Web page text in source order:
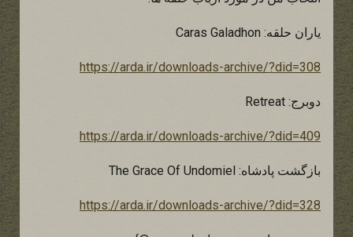
یاران حلقه: Caras Galadhon
https://arda.ir/downloads-archive/?did=308
دوبرج: Retreat
https://arda.ir/downloads-archive/?did=409
بازگشت پادشاه: The Grace Of Undomiel
https://arda.ir/downloads-archive/?did=328